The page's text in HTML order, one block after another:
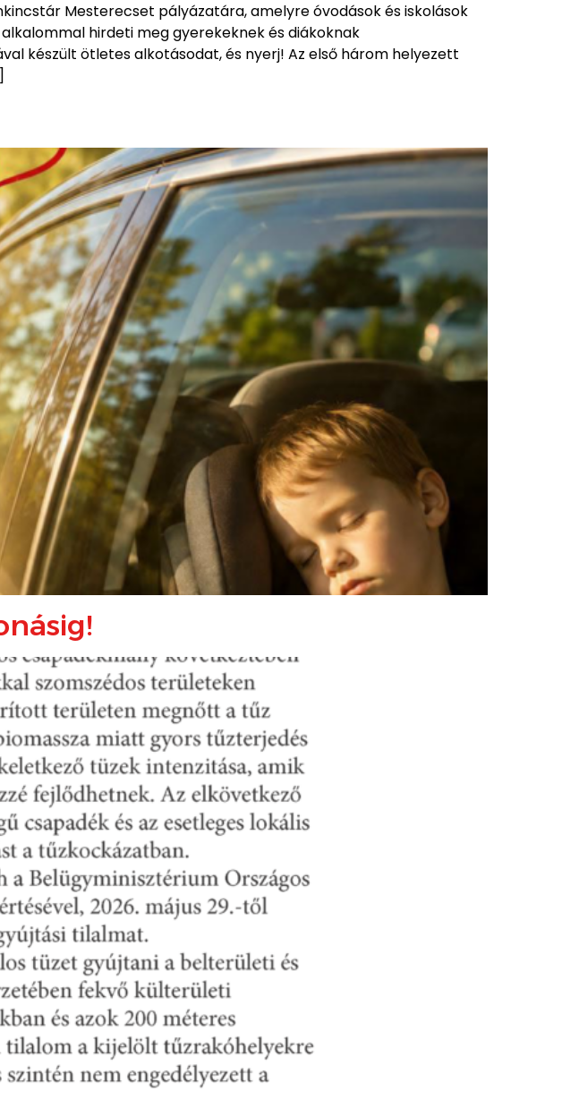
Mesterecset pályázatára, amelyre óvodások és iskolások
hirdeti meg gyerekeknek és diákoknak
készült ötletes alkotásodat, és nyerj! Az első három helyezett